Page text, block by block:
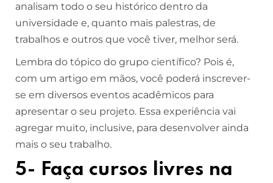
analisam todo o seu histórico dentro da
universidade e, quanto mais palestras, de
trabalhos e outros que você tiver, melhor será.
Lembra do tópico do grupo científico? Pois é,
com um artigo em mãos, você poderá inscrever-
se em diversos eventos acadêmicos para
apresentar o seu projeto. Essa experiência vai
agregar muito, inclusive, para desenvolver ainda
mais o seu trabalho.
5- Faça cursos livres na